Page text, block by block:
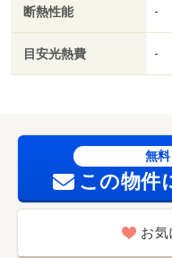
断熱性能 -
目安光熱費 -
無
この物件
お気